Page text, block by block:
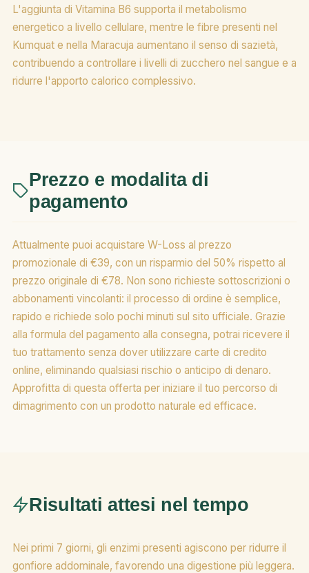
L'aggiunta di Vitamina B6 supporta il metabolismo
energetico a livello cellulare, mentre le fibre presenti nel
Kumquat e nella Maracuja aumentano il senso di sazietà,
contribuendo a controllare i livelli di zucchero nel sangue e a
ridurre l'apporto calorico complessivo.
Prezzo e modalita di
pagamento
Attualmente puoi acquistare W-Loss al prezzo
promozionale di €39, con un risparmio del 50% rispetto al
prezzo originale di €78. Non sono richieste sottoscrizioni o
abbonamenti vincolanti: il processo di ordine è semplice,
rapido e richiede solo pochi minuti sul sito ufficiale. Grazie
alla formula del pagamento alla consegna, potrai ricevere il
tuo trattamento senza dover utilizzare carte di credito
online, eliminando qualsiasi rischio o anticipo di denaro.
Approfitta di questa offerta per iniziare il tuo percorso di
dimagrimento con un prodotto naturale ed efficace.
Risultati attesi nel tempo
Nei primi 7 giorni, gli enzimi presenti agiscono per ridurre il
gonfiore addominale, favorendo una digestione più leggera.